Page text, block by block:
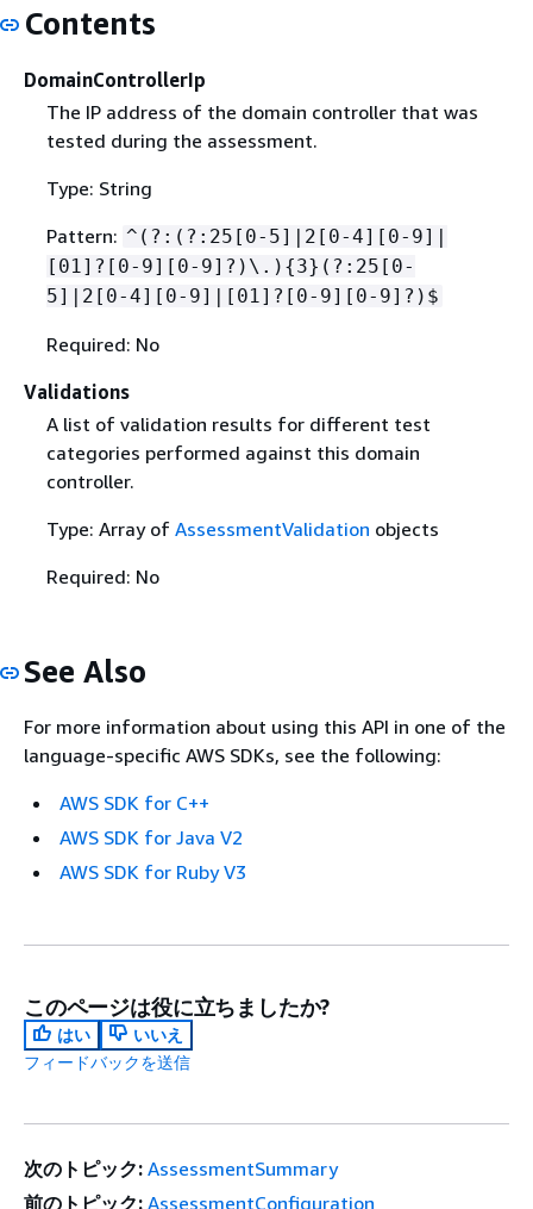
Contents
DomainControllerIp
The IP address of the domain controller that was
tested during the assessment.
Type: String
Pattern: ^(?:(?:25[0-5]|2[0-4][0-9]|
[01]?[0-9][0-9]?)\.) {3}(?:25[0-
5]|2[0-4][0-9]|[01]?[0-9][0-9]?)$
Required: No
Validations
A list of validation results for different test
categories performed against this domain
controller.
Type: Array of AssessmentValidation objects
Required: No
See Also
For more information about using this API in one of the
language-specific AWS SDKs, see the following:
AWS SDK for C++
AWS SDK for Java V2
AWS SDK for Ruby V3
このページは役に立ちましたか?
はい
いいえ
フィードバックを送信
次のトピック: AssessmentSummary
前のトピック: AssessmentConfiguration